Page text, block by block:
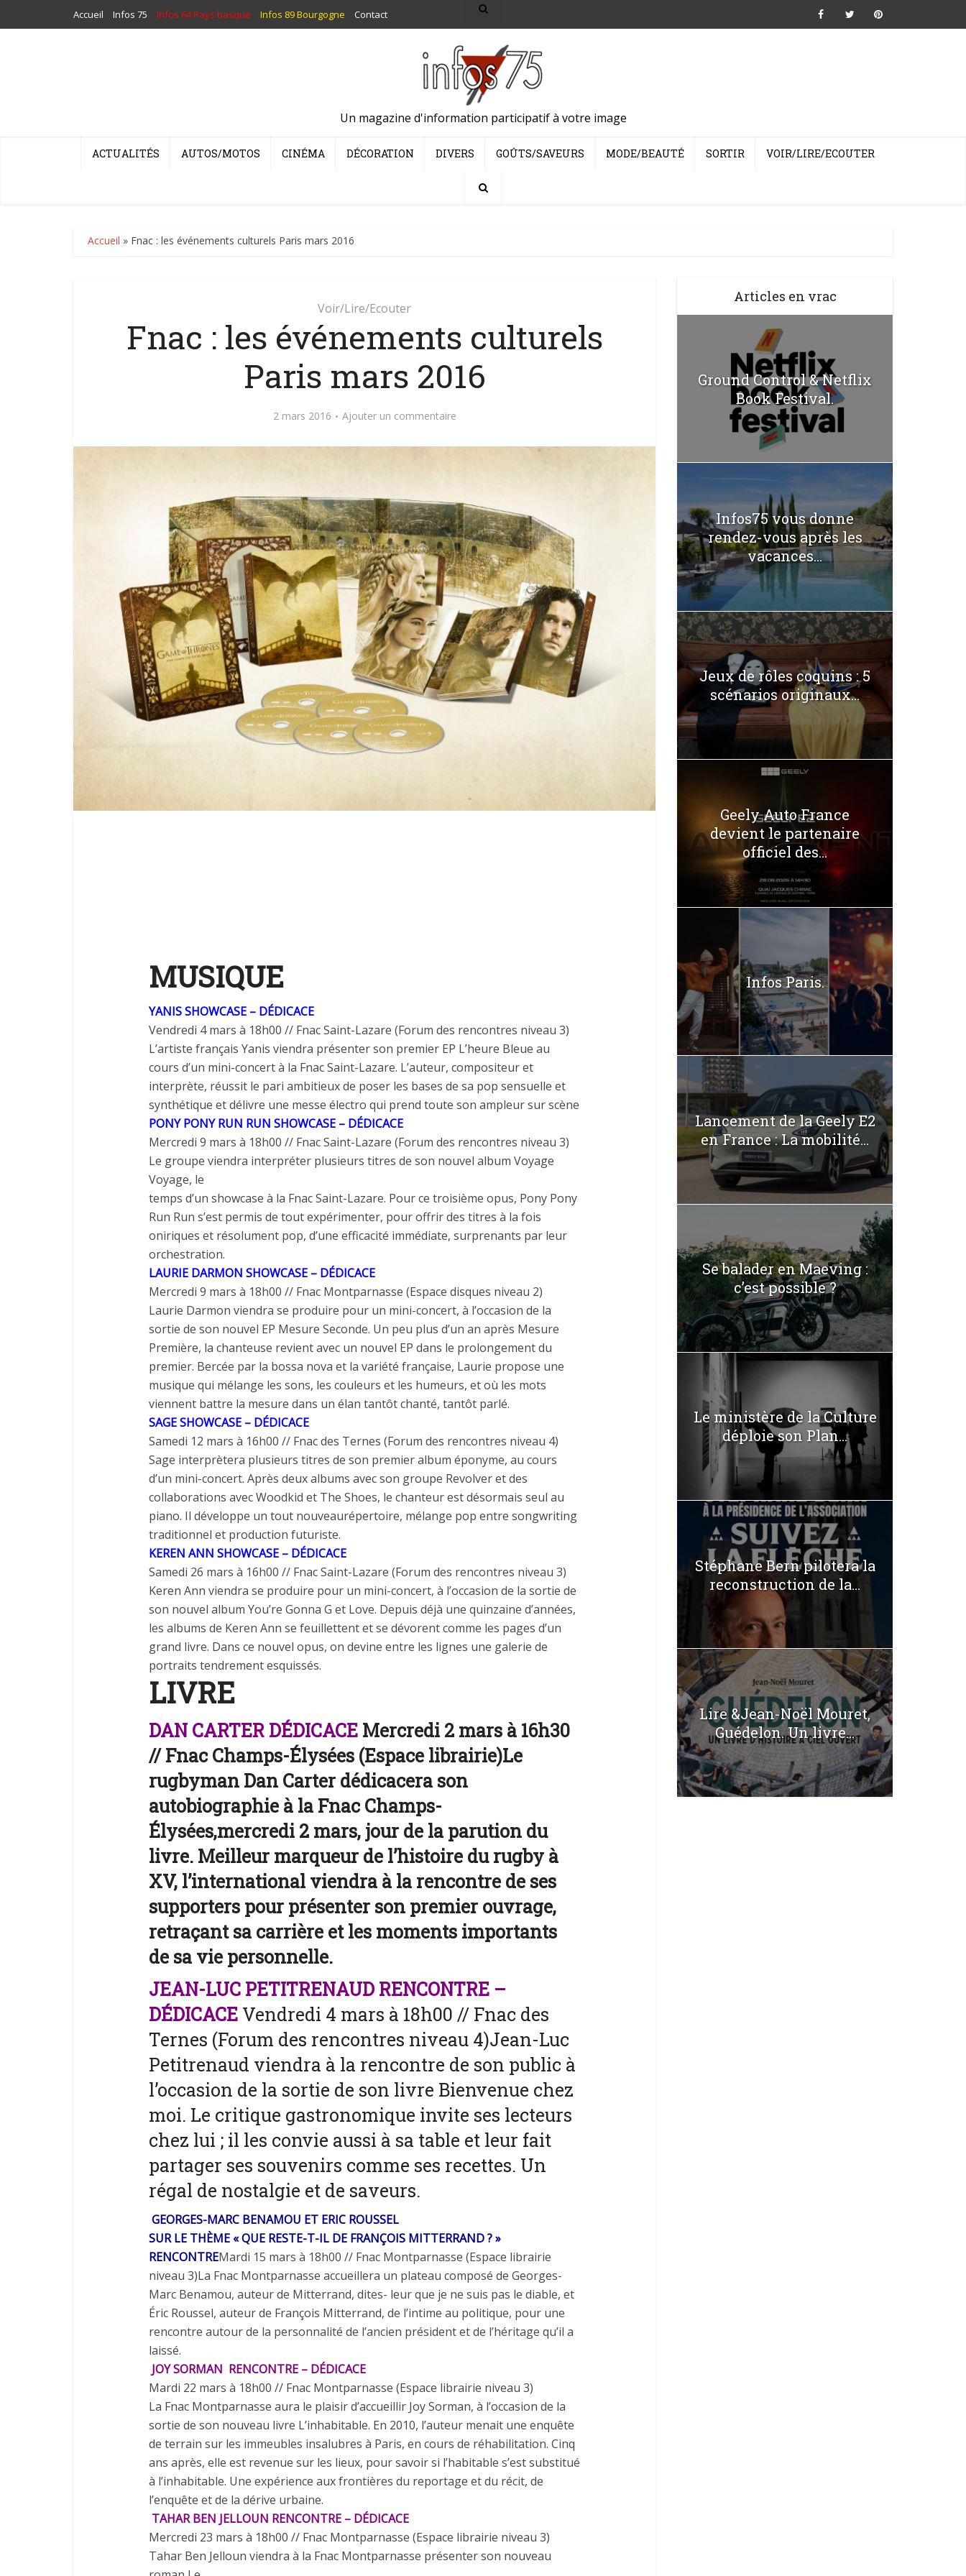
Accueil Infos 75 Infos 64 Pays basque Infos 89 Bourgogne Contact
Un magazine d'information participatif à votre image
ACTUALITÉS AUTOS/MOTOS CINÉMA DÉCORATION DIVERS GOÛTS/SAVEURS MODE/BEAUTÉ SORTIR VOIR/LIRE/ECOUTER
Accueil » Fnac : les événements culturels Paris mars 2016
Voir/Lire/Ecouter
Fnac : les événements culturels
Paris mars 2016
2 mars 2016 Ajouter un commentaire
MUSIQUE
YANIS SHOWCASE – DÉDICACE
Vendredi 4 mars à 18h00 // Fnac Saint-Lazare (Forum des rencontres niveau 3)
L’artiste français Yanis viendra présenter son premier EP L’heure Bleue au
cours d’un mini-concert à la Fnac Saint-Lazare. L’auteur, compositeuret
interprète, réussit le pari ambitieux de poser les bases de sa pop sensuelle et
synthétique etdélivre une messe électro qui prend toute son ampleur sur scène
PONY PONYRUN RUN SHOWCASE – DÉDICACE
Mercredi 9 mars à 18h00 // Fnac Saint-Lazare (Forum des rencontres niveau 3)
Le groupe viendra interpréter plusieurs titres de son nouvel album Voyage
Voyage, le
temps d’un showcase à la Fnac Saint-Lazare. Pource troisième opus, Pony Pony
Run Run s’est permis de tout expérimenter, pouroffrirdes titres à la fois
oniriques et résolument pop, d’une efficacité immédiate, surprenants par leur
orchestration.
LAURIE DARMON SHOWCASE – DÉDICACE
Mercredi 9 mars à 18h00 // Fnac Montparnasse (Espace disques niveau 2)
Laurie Darmon viendra se produire pour un mini-concert, à l’occasion de la
sortie de son nouvel EP Mesure Seconde. Un peu plus d’un an après Mesure
Première, la chanteuse revient avec un nouvel EP dans le prolongementdu
premier. Bercée par la bossa nova et la variété française, Laurie propose une
musique qui mélange les sons, les couleurs et les humeurs, et où les mots
viennent battre la mesure dans un élan tantôtchanté, tantôt parlé.
SAGE SHOWCASE – DÉDICACE
Samedi 12 mars à 16h00 // Fnac des Ternes (Forum des rencontres niveau 4)
Sage interprètera plusieurs titres de son premier album éponyme, au cours
d’un mini-concert. Après deux albums avec son groupe Revolveret des
collaborations avec Woodkid et The Shoes, le chanteur est désormais seul au
piano. Il développe un tout nouveaurépertoire, mélange pop entre songwriting
traditionnel et production futuriste.
KEREN ANN SHOWCASE – DÉDICACE
Samedi 26 mars à 16h00 // Fnac Saint-Lazare (Forum des rencontres niveau 3)
Keren Ann viendra se produire pour un mini-concert, à l’occasion de la sortie de
son nouvel album You’re Gonna G et Love. Depuis déjà une quinzaine d’années,
les albums de Keren Ann se feuillettentetse dévorent comme les pages d’un
grand livre. Dans ce nouvel opus, on devine entre les lignes une galerie de
portraits tendrement esquissés.
LIVRE
DAN CARTER DÉDICACE Mercredi 2 mars à 16h30
//Fnac Champs-Élysées (Espace librairie)Le
rugbyman Dan Carter dédicacera son
autobiographie à la Fnac Champs-
Élysées,mercredi 2 mars, jour de la parution du
livre. Meilleur marqueur de l’histoire durugby à
XV, l’international viendra à la rencontre de ses
supporters pour présenter son premier ouvrage,
retraçantsa carrière etles moments importants
de sa vie personnelle.
JEAN-LUC PETITRENAUD RENCONTRE –
DÉDICACE Vendredi 4 mars à 18h00 // Fnac des
Ternes (Forum des rencontres niveau 4)Jean-Luc
Petitrenaud viendra à la rencontre de son public à
l’occasion de la sortie de son livre Bienvenue chez
moi. Le critique gastronomique invite ses lecteurs
chez lui ; il les convie aussi à sa table et leur fait
partager ses souvenirs comme ses recettes. Un
régal de nostalgie et de saveurs.
GEORGES-MARC BENAMOU ET ERIC ROUSSEL
SURLE THÈME « QUE RESTE-T-IL DE FRANÇOIS MITTERRAND ? »
RENCONTREMardi 15 mars à 18h00 // Fnac Montparnasse (Espace librairie
niveau 3)La Fnac Montparnasse accueillera un plateau composé de Georges-
Marc Benamou, auteurde Mitterrand, dites- leur que je ne suis pas le diable, et
Éric Roussel, auteur de François Mitterrand, de l’intime au politique, pour une
rencontre autour de la personnalité de l’ancien présidentet de l’héritage qu’il a
laissé.
JOY SORMAN RENCONTRE – DÉDICACE
Mardi 22 mars à 18h00 // Fnac Montparnasse (Espace librairie niveau 3)
La Fnac Montparnasse aura le plaisird’accueillir Joy Sorman, à l’occasion de la
sortie de son nouveau livre L’inhabitable. En 2010, l’auteur menait une enquête
de terrain sur les immeubles insalubres à Paris, en cours de réhabilitation. Cinq
ans après, elle est revenue sur les lieux, poursavoirsi l’habitable s’est substitué
à l’inhabitable. Une expérience auxfrontières du reportage et du récit, de
l’enquête et de la dérive urbaine.
TAHARBEN JELLOUN RENCONTRE – DÉDICACE
Mercredi 23 mars à 18h00 // Fnac Montparnasse (Espace librairie niveau 3)
Tahar Ben Jelloun viendra à la Fnac Montparnasse présenter son nouveau
Articles en vrac
Ground Control & Netflix
Book Festival.
Infos75 vous donne
rendez-vous après les
vacances...
Jeux de rôles coquins : 5
scénarios originaux...
Geely Auto France
devient le partenaire
officiel des...
Infos Paris.
Lancement de la Geely E2
en France : La mobilité...
Se balader en Maeving :
c’est possible ?
Le ministère de la Culture
déploie son Plan...
Stéphane Bern pilotera la
reconstruction de la...
Lire &Jean-Noël Mouret,
Guédelon. Un livre...